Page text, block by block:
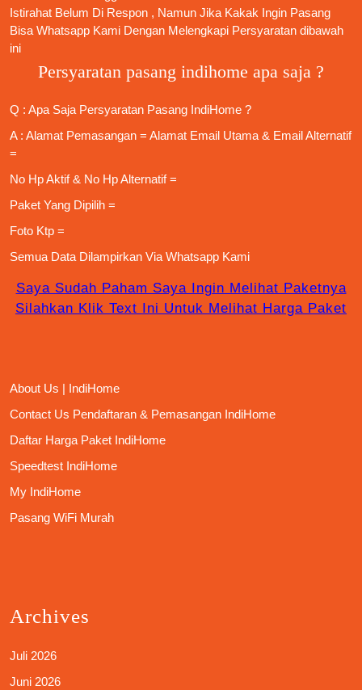
Istirahat Belum Di Respon , Namun Jika Kakak Ingin Pasang
Bisa Whatsapp Kami Dengan Melengkapi Persyaratan dibawah
ini
Persyaratan pasang indihome apa saja ?
Q : Apa Saja Persyaratan Pasang IndiHome ?
A : Alamat Pemasangan = Alamat Email Utama & Email Alternatif
=
No Hp Aktif & No Hp Alternatif =
Paket Yang Dipilih =
Foto Ktp =
Semua Data Dilampirkan Via Whatsapp Kami
Saya Sudah Paham Saya Ingin Melihat Paketnya
Silahkan Klik Text Ini Untuk Melihat Harga Paket
About Us | IndiHome
Contact Us Pendaftaran & Pemasangan IndiHome
Daftar Harga Paket IndiHome
Speedtest IndiHome
My IndiHome
Pasang WiFi Murah
Archives
Juli 2026
Juni 2026